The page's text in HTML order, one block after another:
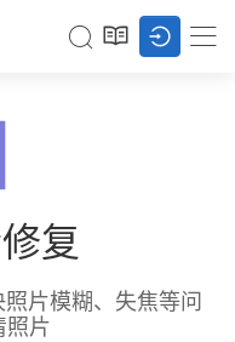
复
片模糊、失焦等问
照片